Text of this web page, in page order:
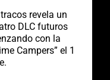
revela un
DLC futuros
con la
Campers” el 1